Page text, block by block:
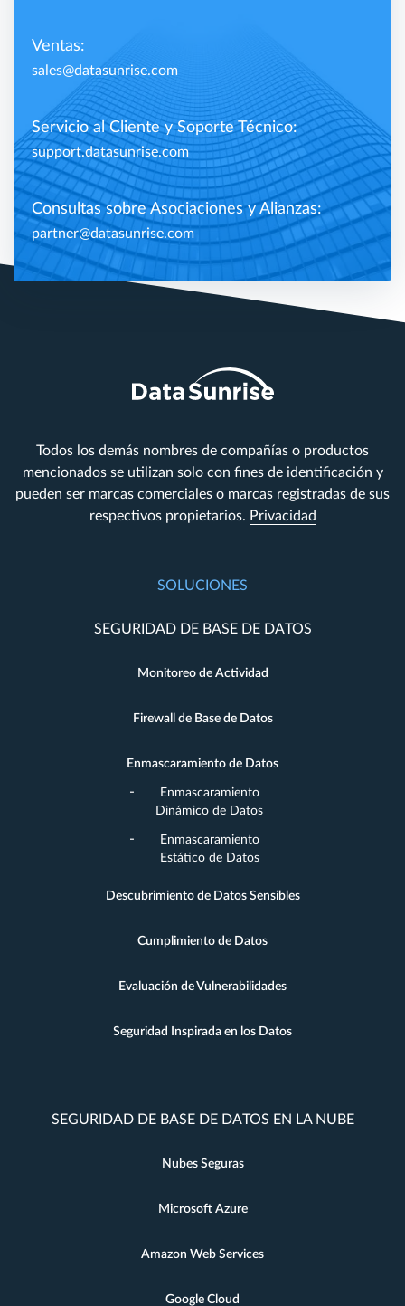
Ventas:
sales@datasunrise.com
Servicio al Cliente y Soporte Técnico:
support.datasunrise.com
Consultas sobre Asociaciones y Alianzas:
partner@datasunrise.com
Todos los demás nombres de compañías o productos
mencionados se utilizan solo con fines de identificación y
pueden ser marcas comerciales o marcas registradas de sus
respectivos propietarios. Privacidad
SOLUCIONES
SEGURIDAD DE BASE DE DATOS
Monitoreo de Actividad
Firewall de Base de Datos
Enmascaramiento de Datos
Enmascaramiento
Dinámico de Datos
Enmascaramiento
Estático de Datos
Descubrimiento de Datos Sensibles
Cumplimiento de Datos
Evaluación de Vulnerabilidades
Seguridad Inspirada en los Datos
SEGURIDAD DE BASE DE DATOS EN LA NUBE
Nubes Seguras
Microsoft Azure
Amazon Web Services
Google Cloud